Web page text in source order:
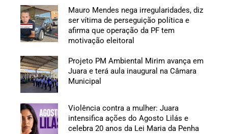
Mauro Mendes nega irregularidades, diz
ser vítima de perseguição política e
afirma que operação da PF tem
motivação eleitoral
Projeto PM Ambiental Mirim avança em
Juara e terá aula inaugural na Câmara
Municipal
Violência contra a mulher: Juara
intensifica ações do Agosto Lilás e
celebra 20 anos da Lei Maria da Penha